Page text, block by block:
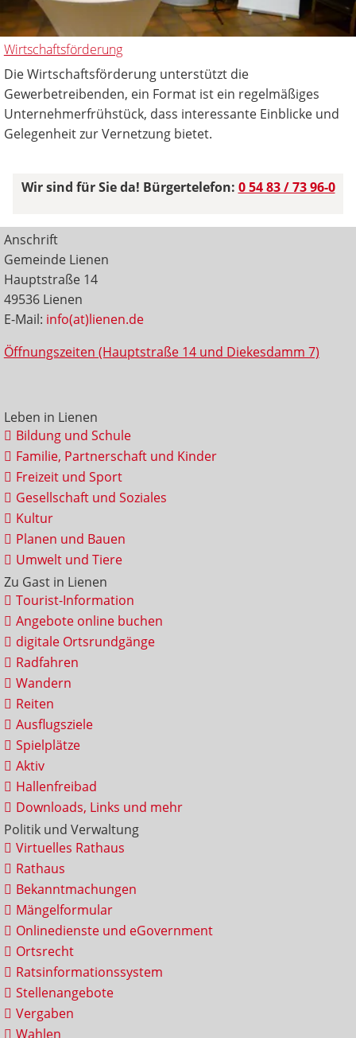
Wirtschaftsförderung
Die Wirtschaftsförderung unterstützt die
Gewerbetreibenden, ein Format ist ein regelmäßiges
Unternehmerfrühstück, dass interessante Einblicke und
Gelegenheit zur Vernetzung bietet.
Wir sind für Sie da! Bürgertelefon: 0 54 83 / 73 96-0
Anschrift
Gemeinde Lienen
Hauptstraße 14
49536 Lienen
E-Mail: info(at)lienen.de
Öffnungszeiten (Hauptstraße 14 und Diekesdamm 7)
Leben in Lienen
Bildung und Schule
Familie, Partnerschaft und Kinder
Freizeit und Sport
Gesellschaft und Soziales
Kultur
Planen und Bauen
Umwelt und Tiere
Zu Gast in Lienen
Tourist-Information
Angebote online buchen
digitale Ortsrundgänge
Radfahren
Wandern
Reiten
Ausflugsziele
Spielplätze
Aktiv
Hallenfreibad
Downloads, Links und mehr
Politik und Verwaltung
Virtuelles Rathaus
Rathaus
Bekanntmachungen
Mängelformular
Onlinedienste und eGovernment
Ortsrecht
Ratsinformationssystem
Stellenangebote
Vergaben
Wahlen